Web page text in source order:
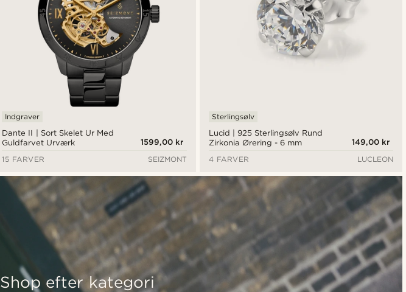
Dante II | Sort Skelet Ur Med
Guldfarvet Urværk
Indgraver
1599,00 kr
15 FARVER
SEIZMONT
Lucid | 925 Sterlingsølv Rund
Zirkonia Ørering - 6 mm
Sterlingsølv
149,00 kr
4 FARVER
LUCLEON
Shop efter kategori